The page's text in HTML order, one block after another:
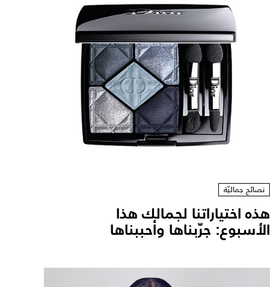
نصائح جماليّة
هذه اختياراتنا لجمالك هذا
الأسبوع: جرّبناها وأحببناها